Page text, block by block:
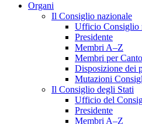
Organi
Il Consiglio nazionale
Ufficio Consiglio
Presidente
Membri A–Z
Membri per
Disposizione dei
Mutazioni
Il Consiglio degli Stati
Ufficio del
Presidente
Membri A–Z